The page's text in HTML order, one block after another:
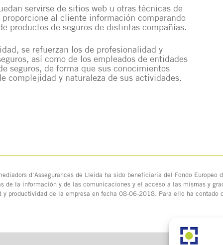
servirse de sitios web u otras técnicas de
al cliente información comparando
productos de seguros de distintas compañías.
se refuerzan los de profesionalidad y
así como de los empleados de entidades
seguros, de forma que sus conocimientos
complejidad y naturaleza de sus actividades.
d’Assegurances de Lleida ha sido beneficiaria del Fondo
de la información y de las comunicaciones y el acceso a las mismas y
productividad de la empresa en fecha 08-06-2018. Para ello ha contado